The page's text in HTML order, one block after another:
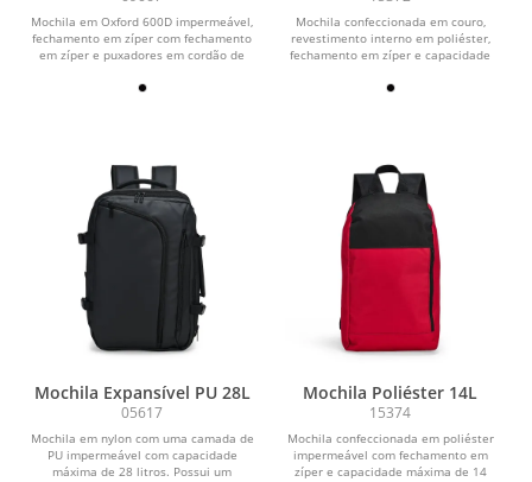
Mochila em Oxford 600D impermeável,
fechamento em zíper com fechamento
em zíper e puxadores em cordão de
Mochila confeccionada em couro,
revestimento interno em poliéster,
fechamento em zíper e capacidade
Mochila Expansível PU 28L
05617
Mochila em nylon com uma camada de
PU impermeável com capacidade
máxima de 28 litros. Possui um
Mochila Poliéster 14L
15374
Mochila confeccionada em poliéster
impermeável com fechamento em
zíper e capacidade máxima de 14